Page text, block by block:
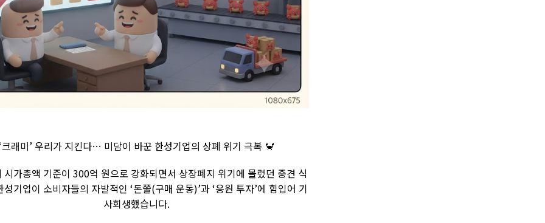
크래미’ 우리가 지킨다… 미담이 바꾼 한성기업의 상폐 위기 극복 🦀
시가총액 기준이 300억 원으로 강화되면서 상장폐지 위기에 몰렸던 중견 식
기업이 소비자들의 자발적인 ‘돈쭐(구매 운동)’과 ‘응원 투자’에 힘입어 기
사회생했습니다.